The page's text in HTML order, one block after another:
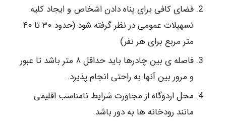
فضای کافی برای پناه دادن اشخاص و ایجاد کلیه
تسهیلات عمومی در نظر گرفته شود (حدود ۳۰ تا ۴۰
متر مربع برای هر نفر)
فاصله ی بین چادرها باید حداقل ۸ متر باشد تا عبور
و مرور بین آنها به راحتی انجام پذیرد.
محل اردوگاه از مجاورت شرایط نامناسب اقلیمی
مانند رودخانه ها به دور باشد.